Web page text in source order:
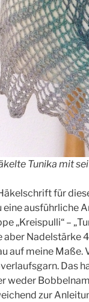
Tunika mit
für
eine ausführliche
„Kreispulli“ –
aber Nadelstärke
auf meine Maße.
Das
weder
zur